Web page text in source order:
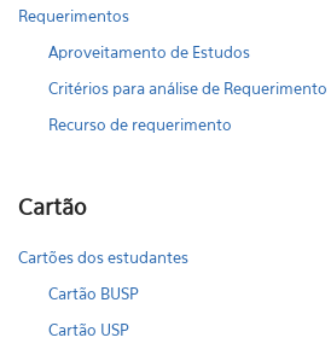
Requerimentos
Aproveitamento de Estudos
Critérios para análise de Requerimento
Recurso de requerimento
Cartão
Cartões dos estudantes
Cartão BUSP
Cartão USP